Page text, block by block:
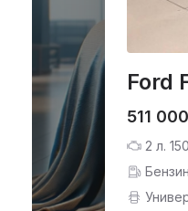
Ford
511
2 л. 150
Бензин